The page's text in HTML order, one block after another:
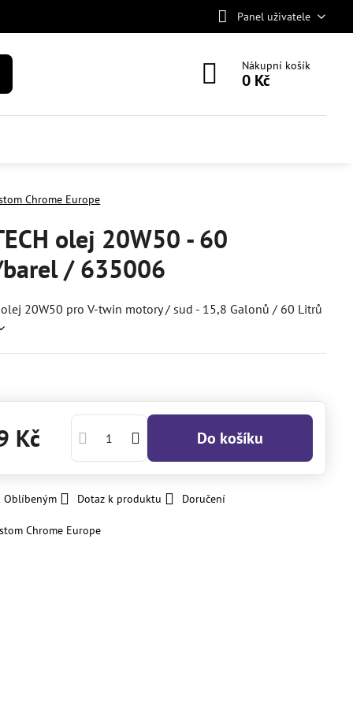
Panel uživatele
Nákupní košík
0 Kč
Chrome Europe
olej 20W50 - 60
/ 635006
olej 20W50 pro V-twin motory / sud - 15,8 Galonů / 60 Litrů
Kč Do košíku
Oblíbeným Dotaz k produktu Doručení
Chrome Europe